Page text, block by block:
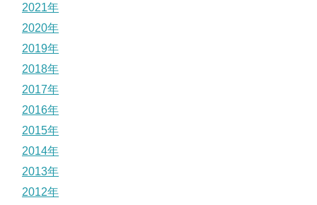
2021年
2020年
2019年
2018年
2017年
2016年
2015年
2014年
2013年
2012年